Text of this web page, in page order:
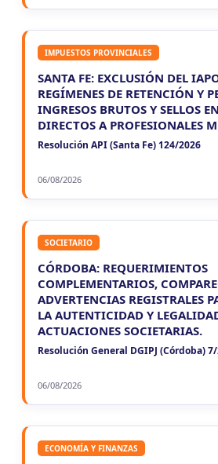
IMPUESTOS PROVINCIALES
SANTA FE: EXCLUSIÓN DEL
REGÍMENES DE RETENCIÓN Y
INGRESOS BRUTOS Y SELLOS
DIRECTOS A PROFESIONALES
Resolución API (Santa Fe) 124/2026
06/08/2026
SOCIETARIO
CÓRDOBA: REQUERIMIENTOS
COMPLEMENTARIOS,
ADVERTENCIAS REGISTRALES
LA AUTENTICIDAD Y
ACTUACIONES SOCIETARIAS.
Resolución General DGIPJ (Córdoba)
06/08/2026
ECONOMÍA Y FINANZAS